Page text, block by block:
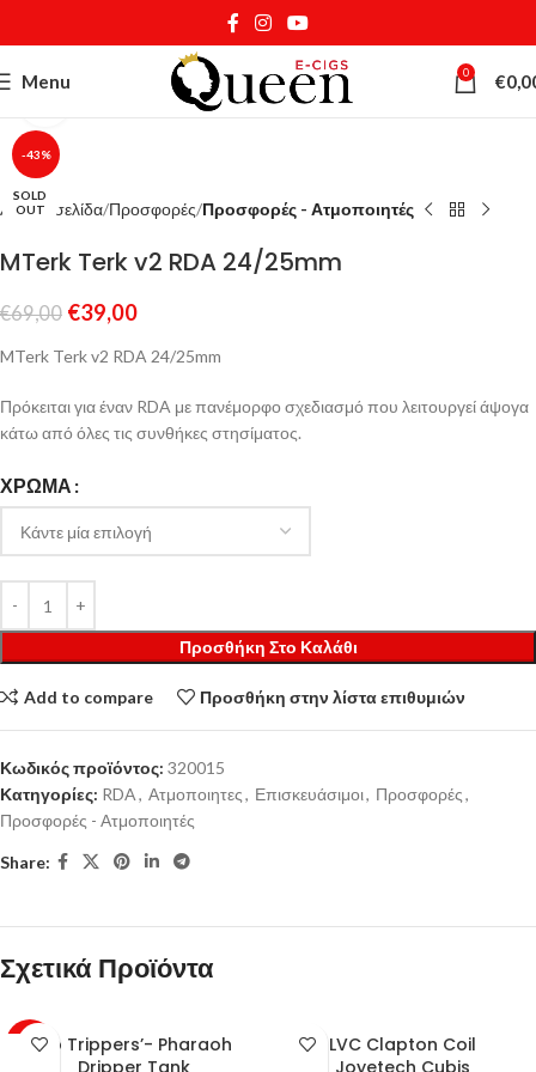
Menu 0 €
-43%
SOLD
OUT
Κάντε κλικ για μεγέθυνση
Αρχική σελίδα Προσφορές Προσφορές - Ατμοποιητές
MTerk Terk v2 RDA 24/25mm
€69,00 €39,00
MTerk Terk v2 RDA 24/25mm
Πρόκειται για έναν RDA με πανέμορφο σχεδιασμό που λειτουργεί άψογα
κάτω από όλες τις συνθήκες στησίματος.
ΧΡΏΜΑ
Προσθήκη Στο Καλάθι
Add to compare Προσθήκη στην λίστα επιθυμιών
Κωδικός προϊόντος: 320015
Κατηγορίες: RDA, Ατμοποιητες, Επισκευάσιμοι, Προσφορές,
Προσφορές - Ατμοποιητές
Share:
Σχετικά Προϊόντα
-56%Rip Trippers’- Pharaoh
Dripper Tank
LVC Clapton Coil
Joyetech Cubis